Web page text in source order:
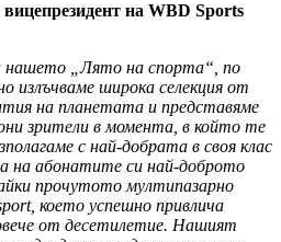
на WBD Sports
нашето „Лято на спорта“, по
излъчваме широка селекция от
на планетата и представяме
зрители в момента, в който те
с най-добрата в своя клас
на абонатите си най-доброто
прочутото мултипазарно
което успешно привлича
от десетилетие. Нашият